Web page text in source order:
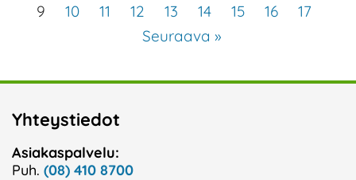
9
10 11 12 13 14 15 16
17
Seuraava »
Yhteystiedot
Asiakaspalvelu:
Puh. (08) 410 8700